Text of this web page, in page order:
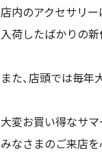
店内のアクセサリー
入荷したばかりの新
また、店頭では毎年
大変お買い得なサ
みなさまのご来店を